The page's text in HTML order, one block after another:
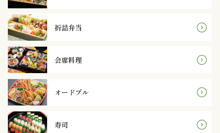
案
内
種
類
か
ら
折詰弁当
会席料理
オードブル
寿司